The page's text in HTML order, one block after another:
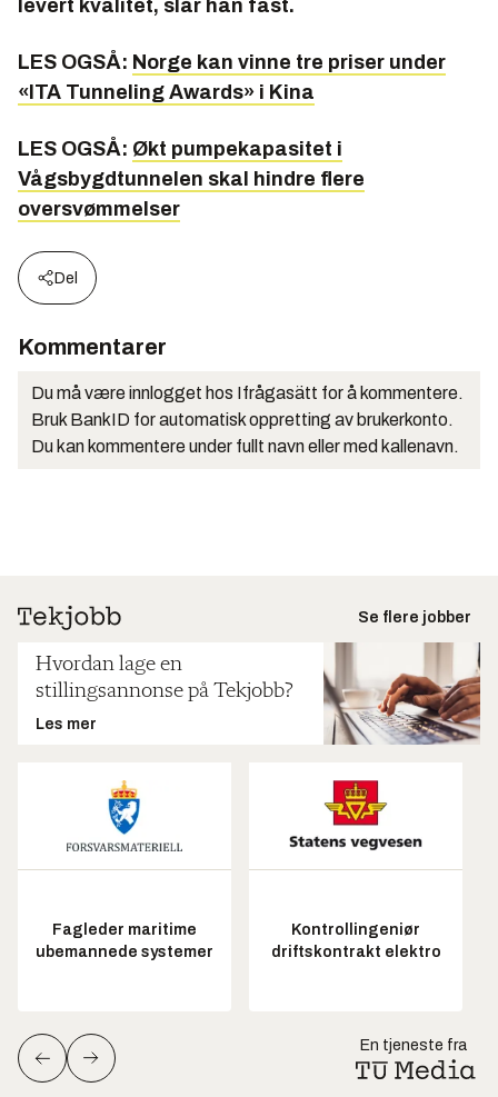
levert kvalitet, slår han fast.
LES OGSÅ: Norge kan vinne tre priser under
«ITA Tunneling Awards» i Kina
LES OGSÅ: Økt pumpekapasitet i
Vågsbygdtunnelen skal hindre flere
oversvømmelser
Del
Kommentarer
Du må være innlogget hos Ifrågasätt for å kommentere.
Bruk BankID for automatisk oppretting av brukerkonto.
Du kan kommentere under fullt navn eller med kallenavn.
Se flere jobber
Hvordan lage en
stillingsannonse på Tekjobb?
Les mer
Fagleder maritime
ubemannede systemer
Kontrollingeniør
driftskontrakt elektro
En tjeneste fra